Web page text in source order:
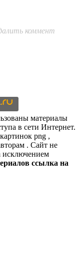
коммент
материалы
в сети Интернет.
png ,
. Сайт не
исключением
ссылка на